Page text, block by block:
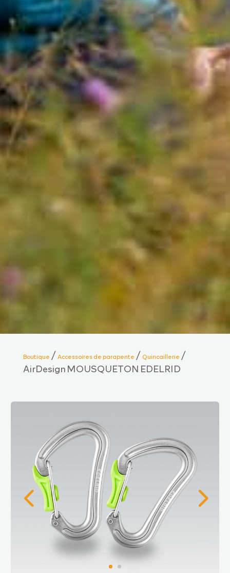
Boutique /Accessoires de parapente /Quincaillerie /
AirDesign MOUSQUETON EDELRID